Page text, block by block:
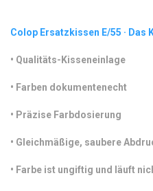
Colop Ersatzkissen E/55 ·
• Qualitäts-Kisseneinlage
• Farben dokumentenecht
• Präzise Farbdosierung
• Gleichmäßige, saubere
• Farbe ist ungiftig und läuft